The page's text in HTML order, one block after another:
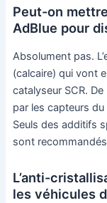
Peut-on
AdBlue pour
Absolument pas.
(calcaire) qui vont
catalyseur SCR.
par les capteurs
Seuls des additifs
sont
L’anti-
les véhicules